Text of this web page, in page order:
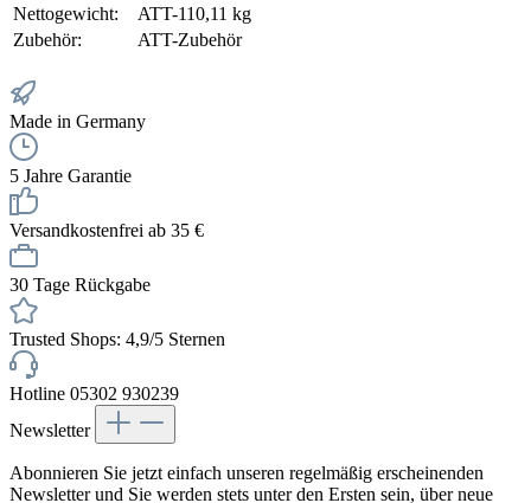
Nettogewicht:
ATT-110,11 kg
Zubehör:
ATT-Zubehör
Made in Germany
5 Jahre Garantie
Versandkostenfrei ab 35 €
30 Tage Rückgabe
Trusted Shops: 4,9/5 Sternen
Hotline 05302 930239
Newsletter
Abonnieren Sie jetzt einfach unseren regelmäßig erscheinenden
Newsletter und Sie werden stets unter den Ersten sein, über neue